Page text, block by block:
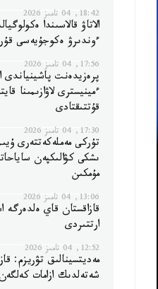
18:42, 04 تامىز 2026
الاتاۋ قالاسىندا
ءوندىرۋ ەكوجۇيەسى
17:56, 04 تامىز 2026
پرەزيدەنت پاشينياندى
ءمينيسترى لاۋازىمىنا
قۇتتىقتادى
17:30, 04 تامىز 2026
تۇركى مەملەكەتتەرى
ىشكى كۋالىكپەن
مۇمكىن
13:06, 04 تامىز 2026
قازاقستان قاي
ارتتىردى
12:52, 04 تامىز 2026
شەتەلدىك ازامات كەلگەن